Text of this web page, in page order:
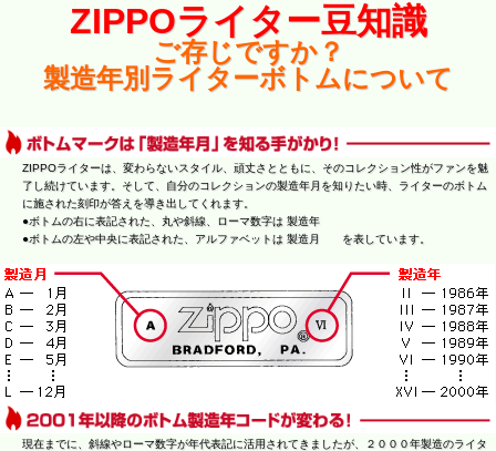
ZIPPOライター豆知識
ご存じですか？
製造年別ライターボトムについて
ZIPPOライターは、変わらないスタイル、頑丈さとともに、そのコレクション性がファンを魅
了し続けています。そして、自分のコレクションの製造年月を知りたい時、ライターのボトム
に施された刻印が答えを導き出してくれます。
●ボトムの右に表記された、丸や斜線、ローマ数字は 製造年
●ボトムの左や中央に表記された、アルファベットは 製造月 を表しています。
現在までに、斜線やローマ数字が年代表記に活用されてきましたが、２０００年製造のライタ